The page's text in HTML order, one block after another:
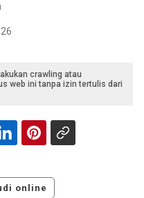
crawling atau
web ini tanpa izin tertulis dari
online